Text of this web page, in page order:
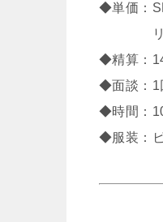
◆単価：
リーダ
◆精算：
◆面談：1
◆時間：
◆服装：